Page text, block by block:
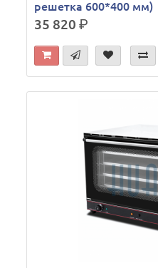
решетка 600*400 мм)
35 820р.